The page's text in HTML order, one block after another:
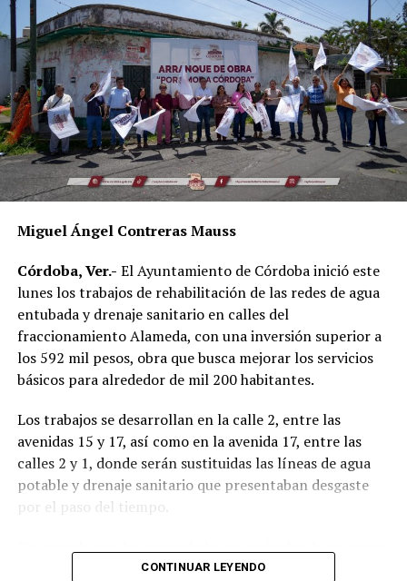
cultura de la reforestación en la comunidad.
Miguel Ángel Contreras Mauss
Córdoba, Ver.- El Ayuntamiento de Córdoba inició este
lunes los trabajos de rehabilitación de las redes de agua
entubada y drenaje sanitario en calles del
fraccionamiento Alameda, con una inversión superior a
los 592 mil pesos, obra que busca mejorar los servicios
básicos para alrededor de mil 200 habitantes.
Los trabajos se desarrollan en la calle 2, entre las
avenidas 15 y 17, así como en la avenida 17, entre las
calles 2 y 1, donde serán sustituidas las líneas de agua
potable y drenaje sanitario que presentaban desgaste
por el paso del tiempo.
De acuerdo con las autoridades municipales, la inversión
destinada asciende a592 mil 512 pesos con 10
CONTINUAR LEYENDO